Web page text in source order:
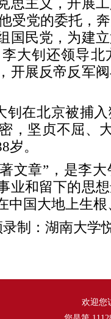
受党的委托，
国民党，为建
大钊还领导北
开展反帝反军
钊在北京被捕
，坚贞不屈、
。
文章”，是李
业和留下的思
中国大地上生
制：湖南大学
欢迎您